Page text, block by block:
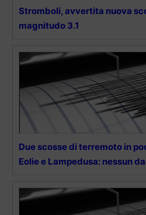
Stromboli, avvertita nuova
magnitudo 3.1
Due scosse di terremoto in
Eolie e Lampedusa: nessun